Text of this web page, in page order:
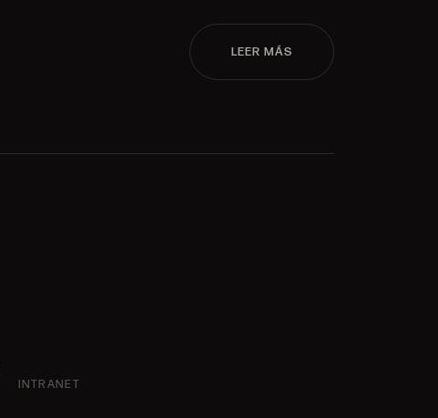
LEER MÁS
INTRANET